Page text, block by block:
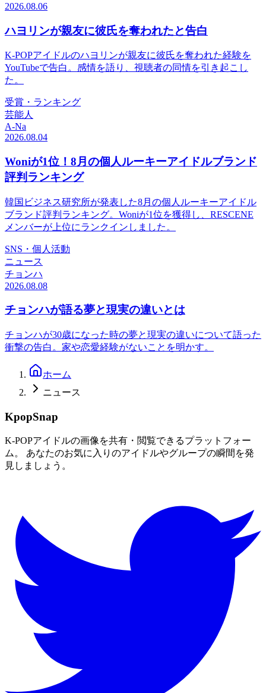
2026.08.06
ハヨリンが親友に彼氏を奪われたと告白
K-POPアイドルのハヨリンが親友に彼氏を奪われた経験を
YouTubeで告白。感情を語り、視聴者の同情を引き起こし
た。
受賞・ランキング
芸能人
A-Na
2026.08.04
Woniが1位！8月の個人ルーキーアイドルブランド
評判ランキング
韓国ビジネス研究所が発表した8月の個人ルーキーアイドル
ブランド評判ランキング。Woniが1位を獲得し、RESCENE
メンバーが上位にランクインしました。
SNS・個人活動
ニュース
チョンハ
2026.08.08
チョンハが語る夢と現実の違いとは
チョンハが30歳になった時の夢と現実の違いについて語った
衝撃の告白。家や恋愛経験がないことを明かす。
ホーム
ニュース
KpopSnap
K-POPアイドルの画像を共有・閲覧できるプラットフォー
ム。 あなたのお気に入りのアイドルやグループの瞬間を発
見しましょう。